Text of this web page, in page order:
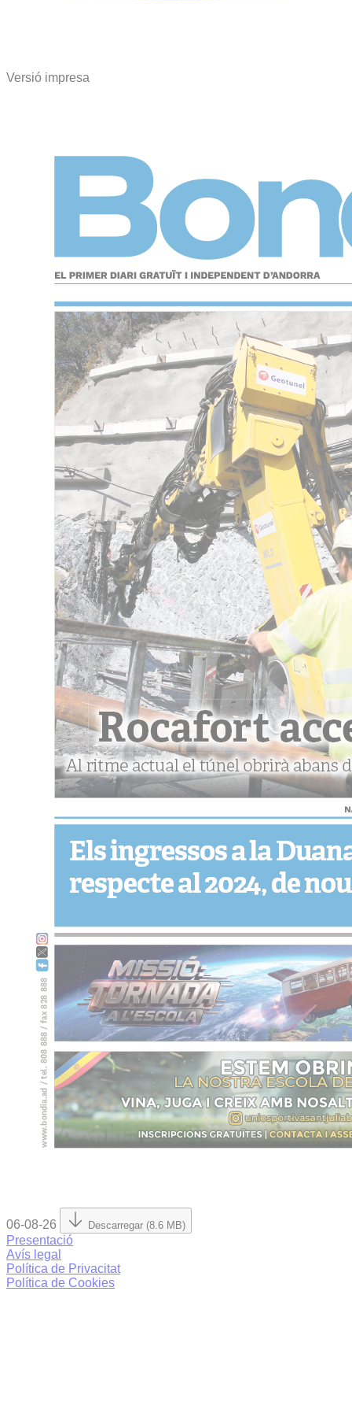
Versió impresa
06-08-26 Descarregar (8.6 MB)
Presentació
Avís legal
Política de Privacitat
Política de Cookies